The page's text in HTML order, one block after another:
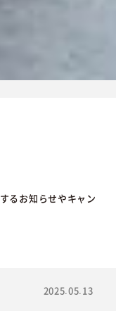
るお知らせやキャン
2025.05.13